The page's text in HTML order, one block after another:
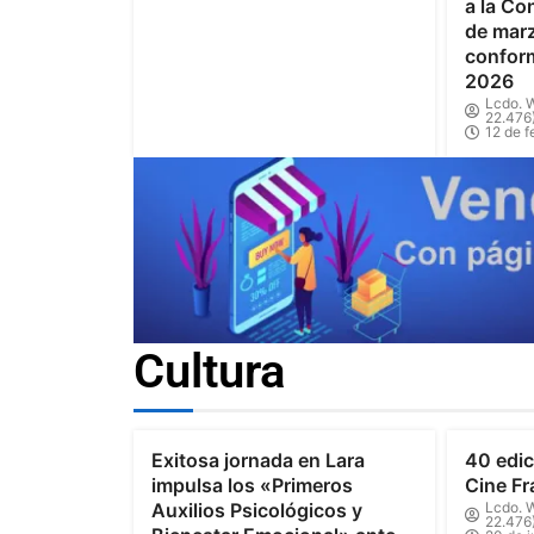
a la
de
2026
Lcdo.
12 de
Cultura
Exitosa jornada en Lara
impulsa los «Primeros
Auxilios Psicológicos y
40
Cine
Lcdo.